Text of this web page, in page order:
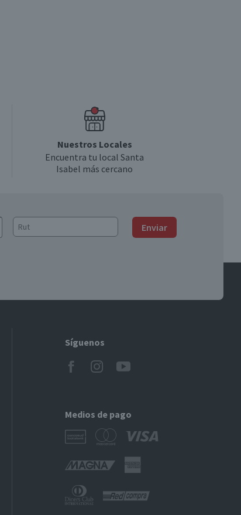
Nuestros Locales
Encuentra tu local Santa
Isabel más cercano
Enviar
Síguenos
Medios de pago